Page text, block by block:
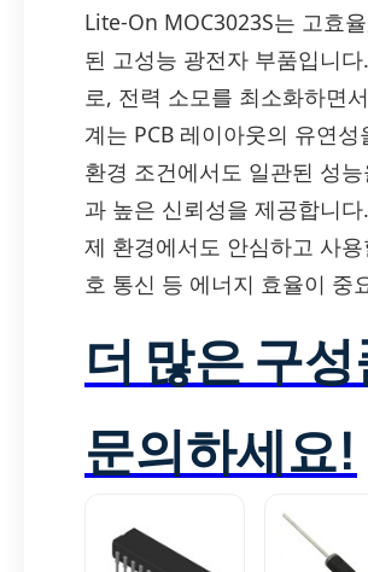
Lite-On MOC3023S는 고효
된 고성능 광전자 부품입니
로, 전력 소모를 최소화하면
계는 PCB 레이아웃의 유연
환경 조건에서도 일관된 성
과 높은 신뢰성을 제공합니
제 환경에서도 안심하고 사
호 통신 등 에너지 효율이 중
더 많은 구
문의하세요!